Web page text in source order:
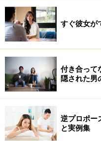
すぐ彼女が
付き合って
隠された男
逆プロポー
と実例集